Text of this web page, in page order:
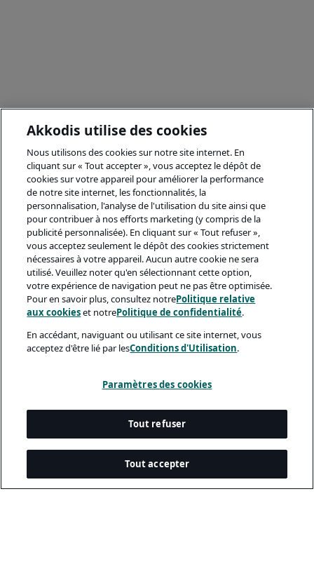
Akkodis utilise des cookies
Nous utilisons des cookies sur notre site internet. En
cliquant sur « Tout accepter », vous acceptez le dépôt de
cookies sur votre appareil pour améliorer la performance
de notre site internet, les fonctionnalités, la
personnalisation, l'analyse de l'utilisation du site ainsi que
pour contribuer à nos efforts marketing (y compris de la
publicité personnalisée). En cliquant sur « Tout refuser »,
vous acceptez seulement le dépôt des cookies strictement
nécessaires à votre appareil. Aucun autre cookie ne sera
utilisé. Veuillez noter qu'en sélectionnant cette option,
votre expérience de navigation peut ne pas être optimisée.
Pour en savoir plus, consultez notrePolitique relative
aux cookieset notrePolitique de confidentialité.
En accédant, naviguant ou utilisant ce site internet, vous
acceptez d'être lié par lesConditions d'Utilisation.
Paramètres des cookies
Tout refuser
Tout accepter